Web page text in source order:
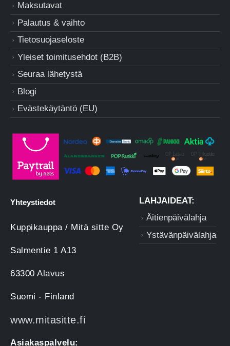
Maksutavat
Palautus & vaihto
Tietosuojaseloste
Yleiset toimitusehdot (B2B)
Seuraa lähetystä
Blogi
Evästekäytäntö (EU)
Yhteystiedot
Kuppikauppa / Mitä sitte Oy
Salmentie 1 A13
63300 Alavus
Suomi - Finland
www.mitasitte.fi
Asiakaspalvelu:
LAHJAIDEAT:
Äitienpäivälahja
Ystävänpäivälahja